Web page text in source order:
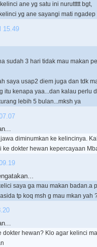
ane yg satu ini nuruttttt bgt,
yg ane sayangi mati ngadep
15.49
sudah 3 hari tidak mau makan
saya usap2 diem juga dan tdk
itu kenapa yaa...dan kalau perlu
lebih 5 bulan...mksh ya
diminumkan ke kelincinya.
dokter hewan kepercayaan
saya ga mau makan badan.a
tp koq msh g mau mkan yah
dokter hewan? Klo agar kelinci